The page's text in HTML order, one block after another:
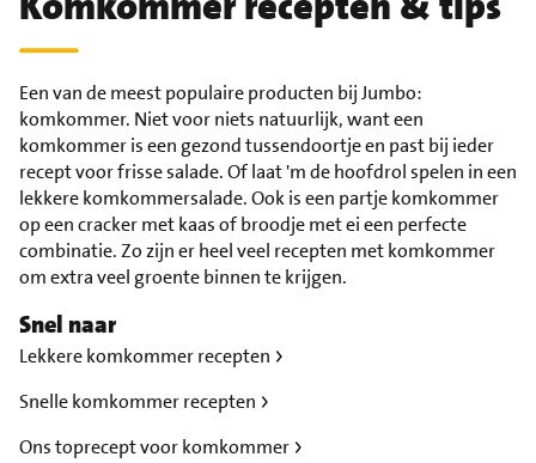
Een van de meest populaire producten bij Jumbo:
komkommer. Niet voor niets natuurlijk, want een
komkommer is een gezond tussendoortje en past bij ieder
recept voor frisse salade. Of laat 'm de hoofdrol spelen in een
lekkere komkommersalade. Ook is een partje komkommer
op een cracker met kaas of broodje met ei een perfecte
combinatie. Zo zijn er heel veel recepten met komkommer
om extra veel groente binnen te krijgen.
Snel naar
Lekkere komkommer recepten
Snelle komkommer recepten
Ons toprecept voor komkommer